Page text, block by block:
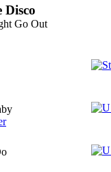
Disco
Go Out